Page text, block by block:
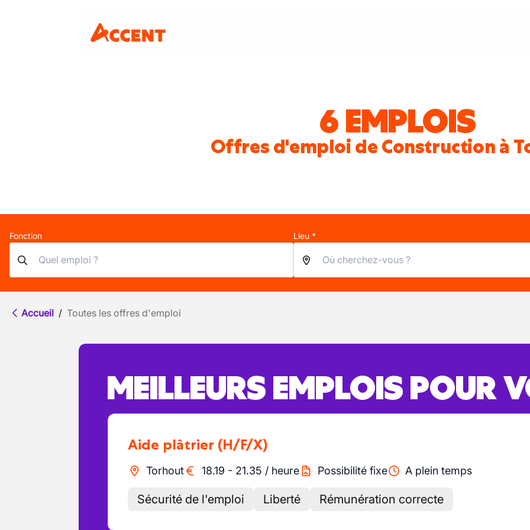
6 EMPLOIS
Offres d'emploi de Construction à
Fonction Lieu *
Accueil / Toutes les offres d'emploi
MEILLEURS EMPLOIS POUR
Aide plâtrier (H/F/X)
Torhout 18.19 - 21.35 / heure Possibilité fixe A plein temps
Sécurité de l'emploi Liberté Rémunération correcte